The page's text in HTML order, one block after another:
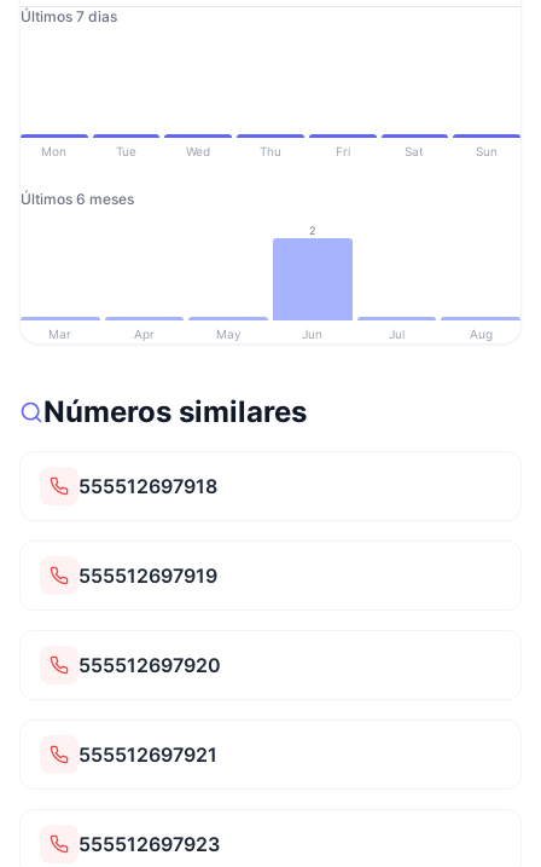
Últimos 7 dias
Mon Tue Wed Thu Fri Sat Sun
Últimos 6 meses
2
Mar Apr May Jun Jul Aug
Números similares
555512697918
555512697919
555512697920
555512697921
555512697923